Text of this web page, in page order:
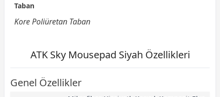
Taban
Kore Poliüretan Taban
ATK Sky Mousepad Siyah Özellikleri
Genel Özellikler